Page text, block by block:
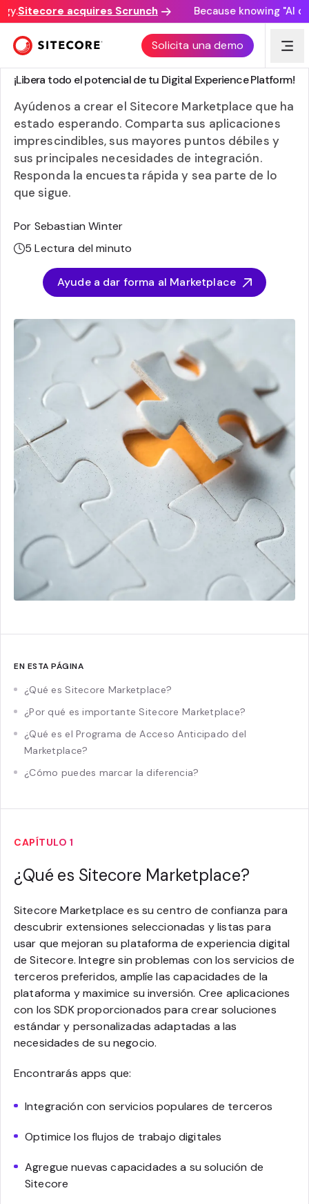
Sitecore acquires Scrunch Because knowing "AI
Solicita una demo
DISCOVER. EXTENDER. EXCEL.
¡Libera todo el potencial de tu Digital Experience Platform!
Ayúdenos a crear el Sitecore Marketplace que ha
estado esperando. Comparta sus aplicaciones
imprescindibles, sus mayores puntos débiles y
sus principales necesidades de integración.
Responda la encuesta rápida y sea parte de lo
que sigue.
Por Sebastian Winter
5 Lectura del minuto
Ayude a dar forma al Marketplace
EN ESTA PÁGINA
¿Qué es Sitecore Marketplace?
¿Por qué es importante Sitecore Marketplace?
¿Qué es el Programa de Acceso Anticipado del
Marketplace?
¿Cómo puedes marcar la diferencia?
CAPÍTULO 1
¿Qué es Sitecore Marketplace?
Sitecore Marketplace es su centro de confianza para
descubrir extensiones seleccionadas y listas para
usar que mejoran su plataforma de experiencia digital
de Sitecore. Integre sin problemas con los servicios de
terceros preferidos, amplíe las capacidades de la
plataforma y maximice su inversión. Cree aplicaciones
con los SDK proporcionados para crear soluciones
estándar y personalizadas adaptadas a las
necesidades de su negocio.
Encontrarás apps que:
Integración con servicios populares de terceros
Optimice los flujos de trabajo digitales
Agregue nuevas capacidades a su solución de
Sitecore